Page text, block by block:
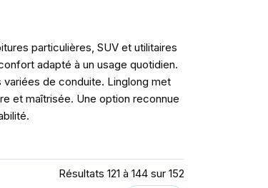
particulières, SUV et utilitaires
adapté à un usage quotidien.
de conduite. Linglong met
et maîtrisée. Une option reconnue
Résultats 121 à 144 sur 152